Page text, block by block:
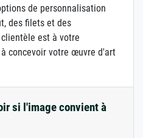
de personnalisation
des filets et des
est à votre
concevoir votre œuvre d'art
si l'image convient à